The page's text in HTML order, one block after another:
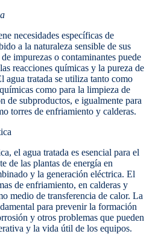
necesidades específicas de
a la naturaleza sensible de sus
impurezas o contaminantes puede
reacciones químicas y la pureza de
agua tratada se utiliza tanto como
como para la limpieza de
de subproductos, e igualmente para
torres de enfriamiento y calderas.
el agua tratada es esencial para el
de las plantas de energía en
y la generación eléctrica. El
de enfriamiento, en calderas y
medio de transferencia de calor. La
para prevenir la formación
y otros problemas que pueden
y la vida útil de los equipos.